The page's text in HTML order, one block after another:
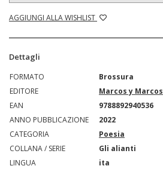
AGGIUNGI ALLA WISHLIST
Dettagli
FORMATO
Brossura
EDITORE
Marcos y Marcos
EAN
9788892940536
ANNO PUBBLICAZIONE
2022
CATEGORIA
Poesia
COLLANA / SERIE
Gli alianti
LINGUA
ita